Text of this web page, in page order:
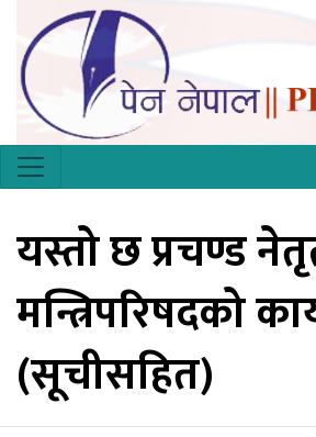
यस्तो छ प्रचण्ड
मन्त्रिपरिषदको
(सूचीसहित)